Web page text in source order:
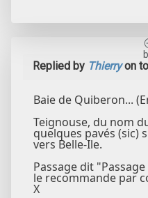
Replied by Thierryon
Baie de Quiberon...
Teignouse, du nom
quelques pavés (sic)
vers Belle-Ile.
Passage dit
le recommande par
X